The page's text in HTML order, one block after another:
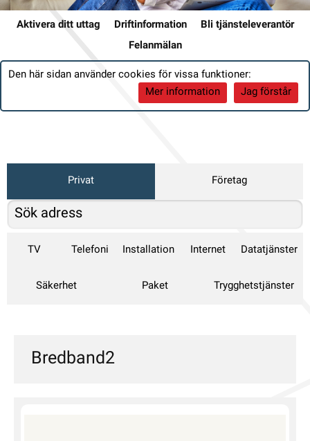
Aktivera ditt uttag Driftinformation
Bli tjänsteleverantör
Felanmälan
Den här sidan använder cookies för vissa funktioner:
Jag förstår
Mer information
Privat Företag
TV Telefoni Installation Internet Datatjänster
Säkerhet Paket Trygghetstjänster
Bredband2